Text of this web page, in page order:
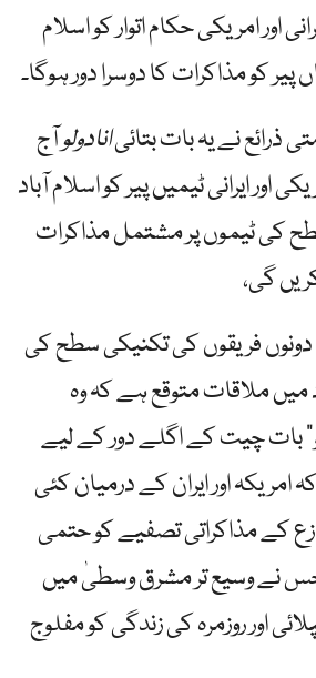
اور امریکی حکام اتوار کو اسلام
کو مذاکرات کا دوسرا دور ہوگا۔
ذرائع نے یہ بات بتائیانادولوآج
اور ایرانی ٹیمیں پیر کو اسلام آباد
کی ٹیموں پر مشتمل مذاکرات
گی،
دونوں فریقوں کی تکنیکی سطح کی
میں ملاقات متوقع ہے کہ وہ
بات چیت کے اگلے دور کے لیے
امریکہ اور ایران کے درمیان کئی
کے مذاکراتی تصفیے کو حتمی
نے وسیع تر مشرق وسطیٰ میں
اور روزمرہ کی زندگی کو مفلوج